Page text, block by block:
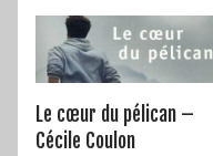
Le cœur du pélican –
Cécile Coulon